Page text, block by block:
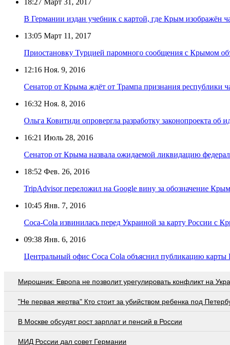
18:27 Март 31, 2017
В Германии издан учебник с картой, где Крым изображён
13:05 Март 11, 2017
Приостановку Турцией паромного сообщения с Крымом
12:16 Ноя. 9, 2016
Сенатор от Крыма ждёт от Трампа признания республики
16:32 Ноя. 8, 2016
Ольга Ковитиди опровергла разработку законопроекта об
16:21 Июль 28, 2016
Сенатор от Крыма назвала ожидаемой ликвидацию
18:52 Фев. 26, 2016
TripAdvisor переложил на Google вину за обозначение
10:45 Янв. 7, 2016
Coca-Cola извинилась перед Украиной за карту России с
09:38 Янв. 6, 2016
Центральный офис Coca Cola объяснил публикацию
Мирошник: Европа не позволит урегулировать конфликт на
"Не первая жертва" Кто стоит за убийством ребенка под
В Москве обсудят рост зарплат и пенсий в России
МИД России дал совет Германии